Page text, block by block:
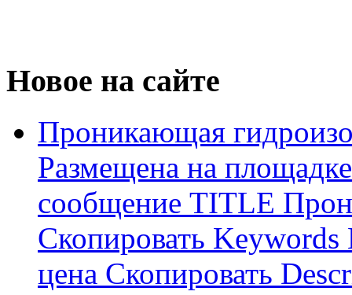
Новое на сайте
Проникающая
Размещена на
сообщение TITLE
Скопировать
цена Скопировать